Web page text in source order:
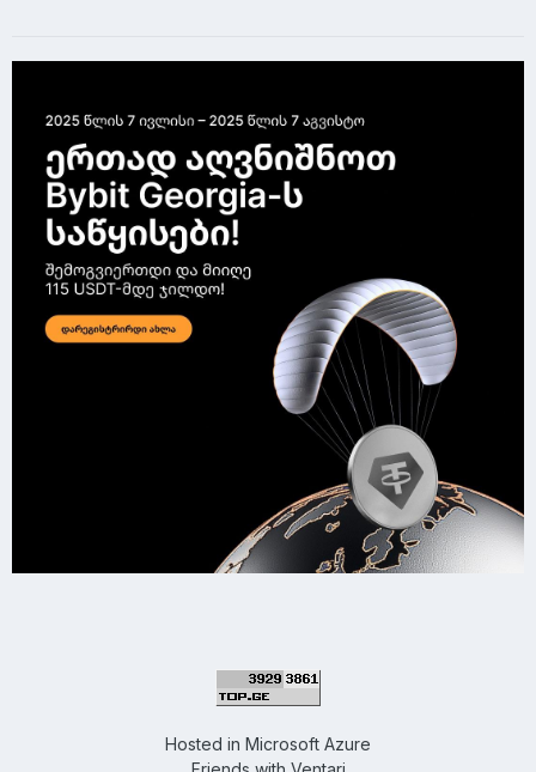
Hosted in Microsoft Azure